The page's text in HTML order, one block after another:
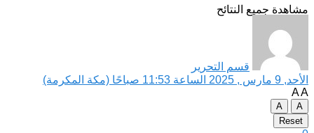
مشاهدة جميع النتائح
قسم التحرير
الأحد, 9 مارس , 2025 الساعة 11:53 صباحًا (مكة المكرمة)
AA
A
A
Reset